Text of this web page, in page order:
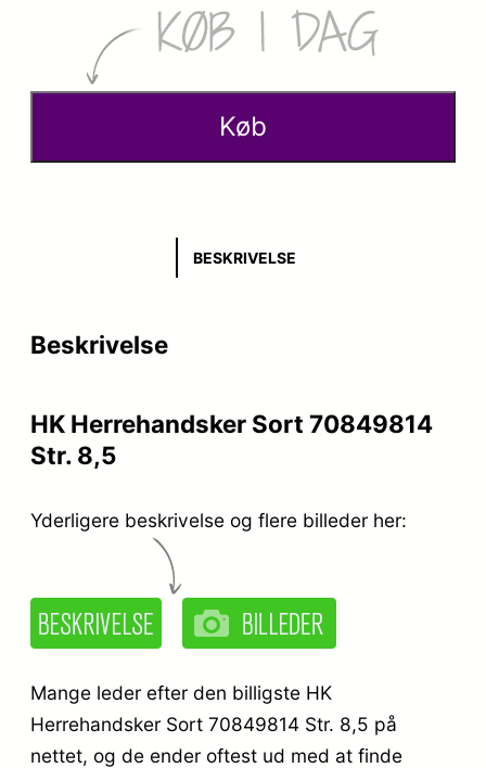
Køb
BESKRIVELSE
Beskrivelse
HK Herrehandsker Sort 70849814
Str. 8,5
Yderligere beskrivelse og flere billeder her:
Mange leder efter den billigste HK
Herrehandsker Sort 70849814 Str. 8,5 på
nettet, og de ender oftest ud med at finde